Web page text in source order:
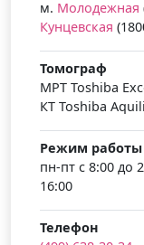
м. Молодежная
Кунцевская
Томограф
МРТ Toshiba
КТ Toshiba
Режим работы
пн-пт с 8:00 до
16:00
Телефон